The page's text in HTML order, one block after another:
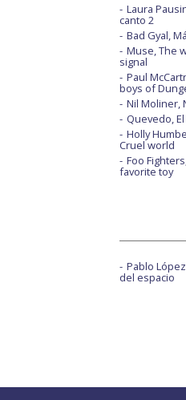
Laura
canto 2
Bad Gyal,
Muse, The
signal
Paul
boys of
Nil Moliner,
Quevedo,
Holly
Cruel world
Foo
favorite toy
Pablo
del espacio